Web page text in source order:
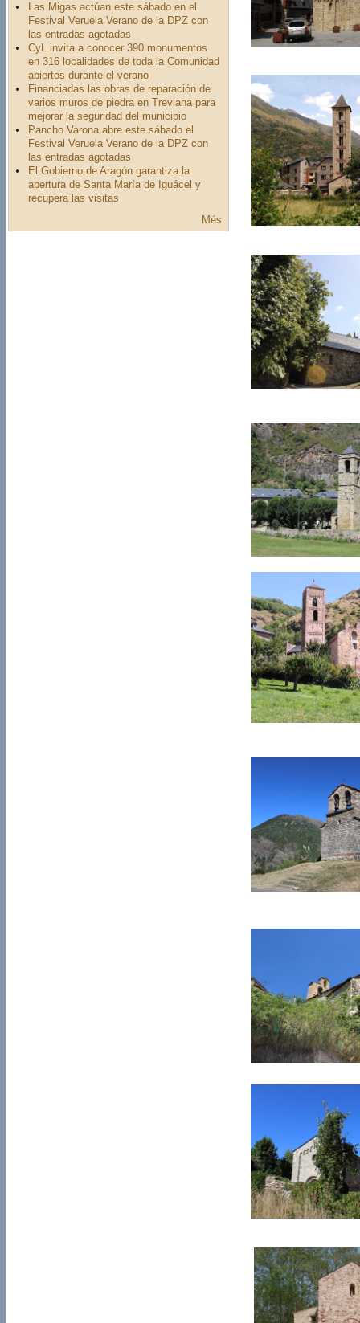
Las Migas actúan este sábado en el
Festival Veruela Verano de la DPZ con
las entradas agotadas
CyL invita a conocer 390 monumentos
en 316 localidades de toda la Comunidad
abiertos durante el verano
Financiadas las obras de reparación de
varios muros de piedra en Treviana para
mejorar la seguridad del municipio
Pancho Varona abre este sábado el
Festival Veruela Verano de la DPZ con
las entradas agotadas
El Gobierno de Aragón garantiza la
apertura de Santa María de Iguácel y
recupera las visitas
Més